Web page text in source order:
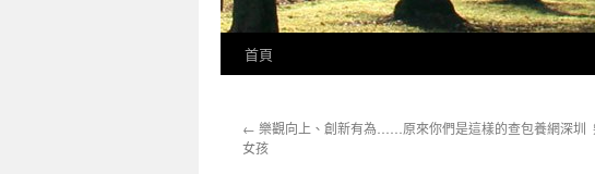
首頁
← 樂觀向上、創新有為……原來你們是這樣的查包養網深圳
女孩